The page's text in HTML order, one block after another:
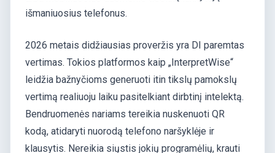
išmaniuosius telefonus.
2026 metais didžiausias proveržis yra DI paremtas
vertimas. Tokios platformos kaip „InterpretWise“
leidžia bažnyčioms generuoti itin tikslų pamokslų
vertimą realiuoju laiku pasitelkiant dirbtinį intelektą.
Bendruomenės nariams tereikia nuskenuoti QR
kodą, atidaryti nuorodą telefono naršyklėje ir
klausytis. Nereikia siųstis jokių programėlių, krauti